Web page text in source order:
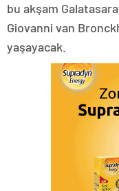
bu akşam
Giovanni van
yaşayacak.